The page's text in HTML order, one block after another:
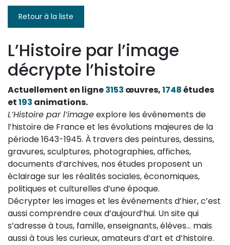
Retour à la liste
L’Histoire par l’image
décrypte l’histoire
Actuellement en ligne3153 œuvres,1748études
et193 animations.
L’Histoire par l’imageexplore les événements de
l’histoire de France et les évolutions majeures de la
période 1643-1945. À travers des peintures, dessins,
gravures, sculptures, photographies, affiches,
documents d’archives, nos études proposent un
éclairage sur les réalités sociales, économiques,
politiques et culturelles d’une époque.
Décrypter les images et les événements d’hier, c’est
aussi comprendre ceux d’aujourd’hui. Un site qui
s’adresse à tous, famille, enseignants, élèves… mais
aussi à tous les curieux, amateurs d’art et d’histoire.